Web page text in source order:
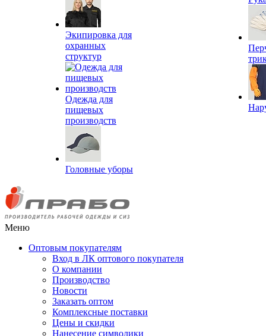
Экипировка для
охранных
структур
Одежда для
пищевых
производств
Головные уборы
Меню
Оптовым покупателям
Вход в ЛК оптового покупателя
О компании
Производство
Новости
Заказать оптом
Комплексные поставки
Цены и скидки
Нанесение символики